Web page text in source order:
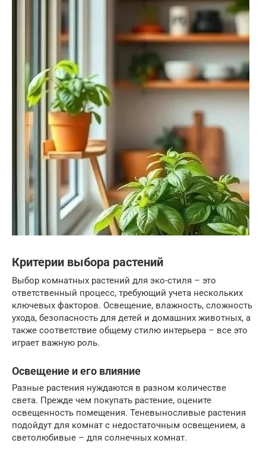
Критерии выбора растений
Выбор комнатных растений для эко-стиля – это
ответственный процесс, требующий учета нескольких
ключевых факторов. Освещение, влажность, сложность
ухода, безопасность для детей и домашних животных, а
также соответствие общему стилю интерьера – все это
играет важную роль.
Освещение и его влияние
Разные растения нуждаются в разном количестве
света. Прежде чем покупать растение, оцените
освещенность помещения. Теневыносливые растения
подойдут для комнат с недостаточным освещением, а
светолюбивые – для солнечных комнат.